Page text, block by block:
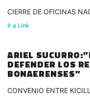
CIERRE DE OFICINAS
Ir a Link
ARIEL
DEFENDER LOS
BONAERENSES”
CONVENIO ENTRE